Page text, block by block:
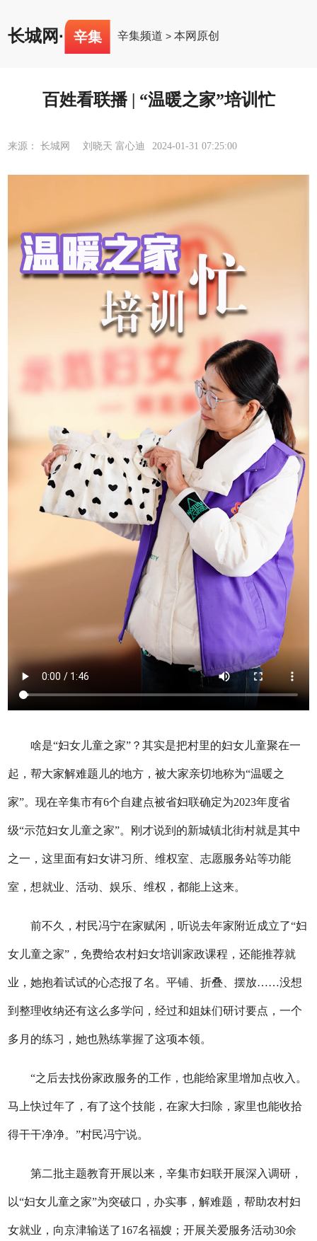
长城网· 辛集 辛集频道 >本网原创
百姓看联播 | “温暖之家”培训忙
来源： 长城网 刘晓天 富心迪 2024-01-31 07:25:00
啥是“妇女儿童之家”？其实是把村里的妇女儿童聚在一
起，帮大家解难题儿的地方，被大家亲切地称为“温暖之
家”。现在辛集市有6个自建点被省妇联确定为2023年度省
级“示范妇女儿童之家”。刚才说到的新城镇北街村就是其中
之一，这里面有妇女讲习所、维权室、志愿服务站等功能
室，想就业、活动、娱乐、维权，都能上这来。
前不久，村民冯宁在家赋闲，听说去年家附近成立了“妇
女儿童之家”，免费给农村妇女培训家政课程，还能推荐就
业，她抱着试试的心态报了名。平铺、折叠、摆放……没想
到整理收纳还有这么多学问，经过和姐妹们研讨要点，一个
多月的练习，她也熟练掌握了这项本领。
“之后去找份家政服务的工作，也能给家里增加点收入。
马上快过年了，有了这个技能，在家大扫除，家里也能收拾
得干干净净。”村民冯宁说。
第二批主题教育开展以来，辛集市妇联开展深入调研，
以“妇女儿童之家”为突破口，办实事，解难题，帮助农村妇
女就业，向京津输送了167名福嫂；开展关爱服务活动30余